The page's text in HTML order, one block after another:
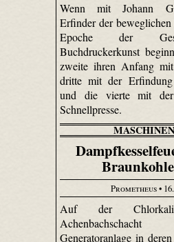
Wenn mit Johann
Erfinder der
Epoche der
Buchdruckerkunst
zweite ihren Anfang
dritte mit der
und die vierte mit
Schnellpresse.
Prometheus•
Auf der
Generatoranlage in